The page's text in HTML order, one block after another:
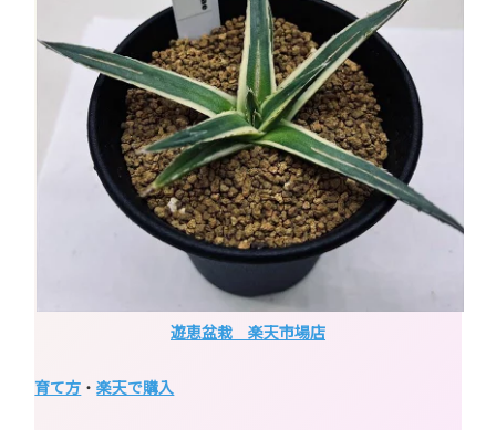
遊恵盆栽 楽天市場店
育て方 ・楽天で購入